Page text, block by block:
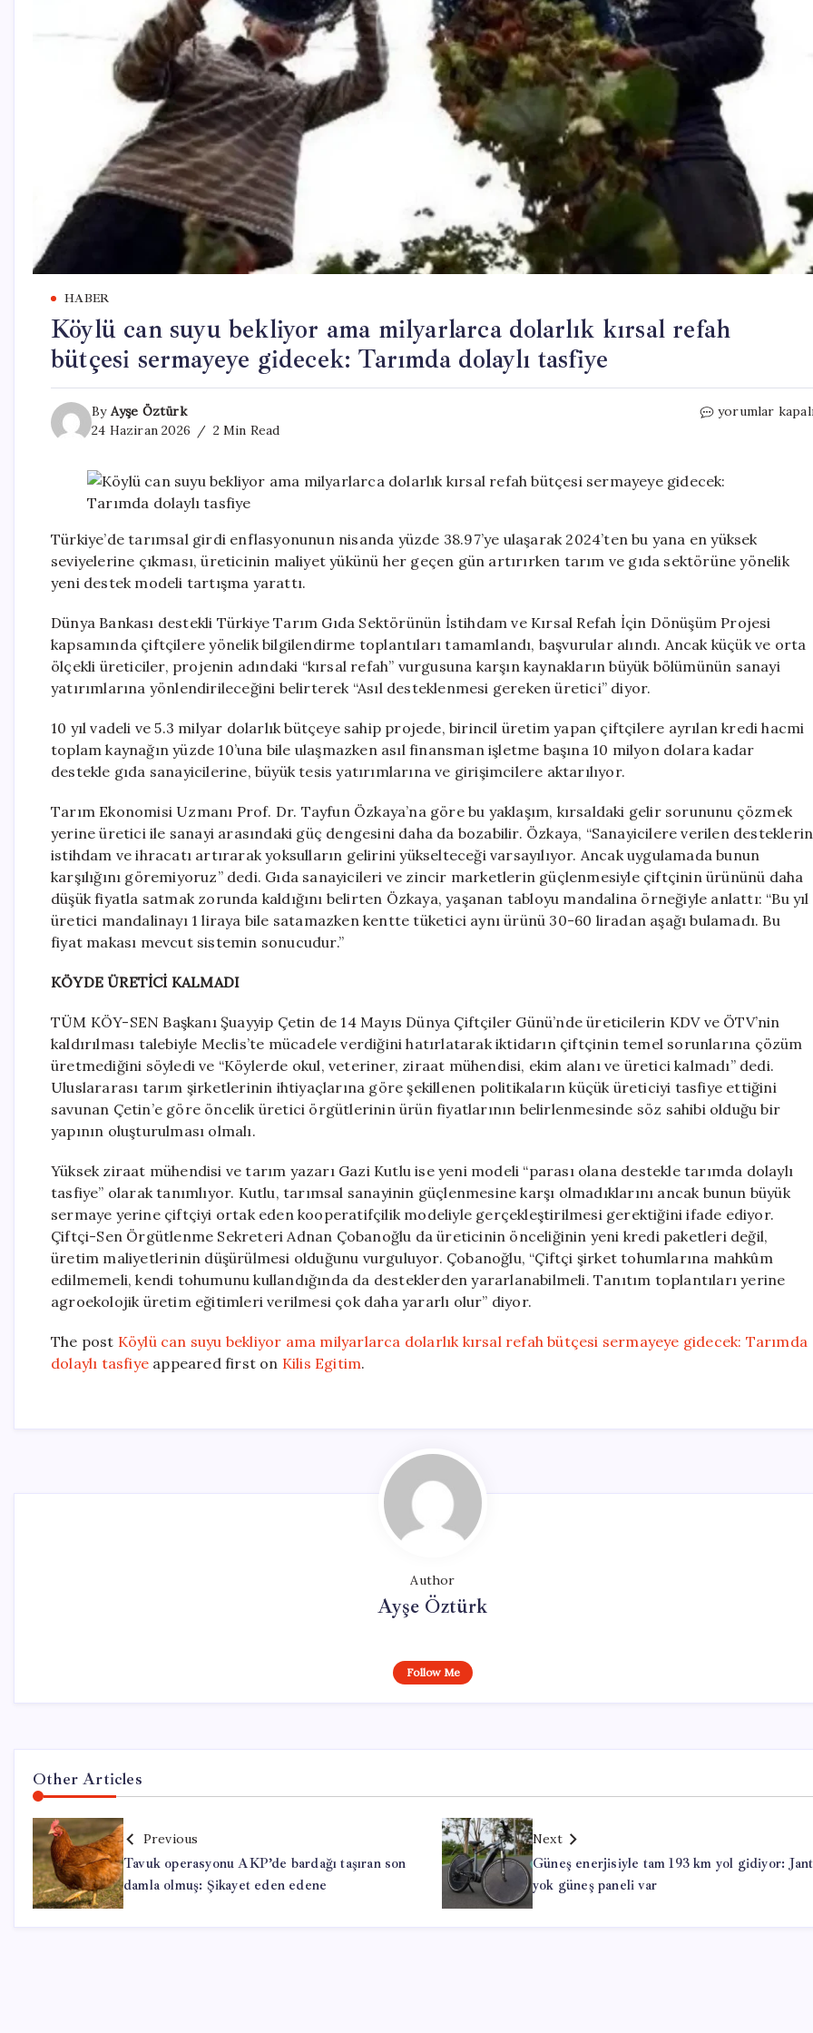
HABER
Köylü can suyu bekliyor ama milyarlarca dolarlık kırsal refah
bütçesi sermayeye gidecek: Tarımda dolaylı tasfiye
By Ayşe Öztürk
24 Haziran 2026
2 Min Read
Köylü
ama
kırsal
refah
gidecek:
Tarımda
dolaylı
tasfiye
yorumlar
Türkiye’de tarımsal girdi enflasyonunun nisanda yüzde 38.97’ye ulaşarak 2024’ten bu yana en yüksek
seviyelerine çıkması, üreticinin maliyet yükünü her geçen gün artırırken tarım ve gıda sektörüne yönelik
yeni destek modeli tartışma yarattı.
Dünya Bankası destekli Türkiye Tarım Gıda Sektörünün İstihdam ve Kırsal Refah İçin Dönüşüm Projesi
kapsamında çiftçilere yönelik bilgilendirme toplantıları tamamlandı, başvurular alındı. Ancak küçük ve orta
ölçekli üreticiler, projenin adındaki “kırsal refah” vurgusuna karşın kaynakların büyük bölümünün sanayi
yatırımlarına yönlendirileceğini belirterek “Asıl desteklenmesi gereken üretici” diyor.
10 yıl vadeli ve 5.3 milyar dolarlık bütçeye sahip projede, birincil üretim yapan çiftçilere ayrılan kredi hacmi
toplam kaynağın yüzde 10’una bile ulaşmazken asıl finansman işletme başına 10 milyon dolara kadar
destekle gıda sanayicilerine, büyük tesis yatırımlarına ve girişimcilere aktarılıyor.
Tarım Ekonomisi Uzmanı Prof. Dr. Tayfun Özkaya’na göre bu yaklaşım, kırsaldaki gelir sorununu çözmek
yerine üretici ile sanayi arasındaki güç dengesini daha da bozabilir. Özkaya, “Sanayicilere verilen desteklerin
istihdam ve ihracatı artırarak yoksulların gelirini yükselteceği varsayılıyor. Ancak uygulamada bunun
karşılığını göremiyoruz” dedi. Gıda sanayicileri ve zincir marketlerin güçlenmesiyle çiftçinin ürününü daha
düşük fiyatla satmak zorunda kaldığını belirten Özkaya, yaşanan tabloyu mandalina örneğiyle anlattı: “Bu yıl
üretici mandalinayı 1 liraya bile satamazken kentte tüketici aynı ürünü 30-60 liradan aşağı bulamadı. Bu
fiyat makası mevcut sistemin sonucudur.”
KÖYDE ÜRETİCİ KALMADI
TÜM KÖY-SEN Başkanı Şuayyip Çetin de 14 Mayıs Dünya Çiftçiler Günü’nde üreticilerin KDV ve ÖTV’nin
kaldırılması talebiyle Meclis’te mücadele verdiğini hatırlatarak iktidarın çiftçinin temel sorunlarına çözüm
üretmediğini söyledi ve “Köylerde okul, veteriner, ziraat mühendisi, ekim alanı ve üretici kalmadı” dedi.
Uluslararası tarım şirketlerinin ihtiyaçlarına göre şekillenen politikaların küçük üreticiyi tasfiye ettiğini
savunan Çetin’e göre öncelik üretici örgütlerinin ürün fiyatlarının belirlenmesinde söz sahibi olduğu bir
yapının oluşturulması olmalı.
Yüksek ziraat mühendisi ve tarım yazarı Gazi Kutlu ise yeni modeli “parası olana destekle tarımda dolaylı
tasfiye” olarak tanımlıyor. Kutlu, tarımsal sanayinin güçlenmesine karşı olmadıklarını ancak bunun büyük
sermaye yerine çiftçiyi ortak eden kooperatifçilik modeliyle gerçekleştirilmesi gerektiğini ifade ediyor.
Çiftçi-Sen Örgütlenme Sekreteri Adnan Çobanoğlu da üreticinin önceliğinin yeni kredi paketleri değil,
üretim maliyetlerinin düşürülmesi olduğunu vurguluyor. Çobanoğlu, “Çiftçi şirket tohumlarına mahkûm
edilmemeli, kendi tohumunu kullandığında da desteklerden yararlanabilmeli. Tanıtım toplantıları yerine
agroekolojik üretim eğitimleri verilmesi çok daha yararlı olur” diyor.
The post Köylü can suyu bekliyor ama milyarlarca dolarlık kırsal refah bütçesi sermayeye gidecek: Tarımda
dolaylı tasfiye appeared first on Kilis Egitim.
Author
Ayşe Öztürk
Follow Me
Other Articles
Previous
Tavuk operasyonu AKP’de bardağı taşıran son
damla olmuş: Şikayet eden edene
Next
Güneş enerjisiyle tam 193 km yol gidiyor: Jant
yok güneş paneli var